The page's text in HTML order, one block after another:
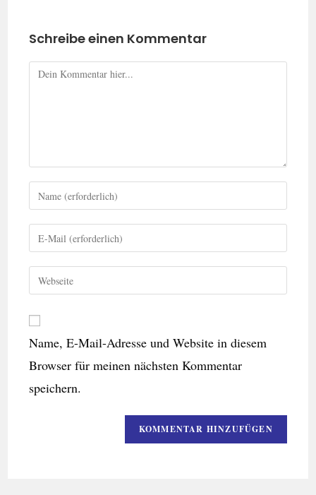
Schreibe einen Kommentar
Name, E-Mail-Adresse und Website in diesem
Browser für meinen nächsten Kommentar
speichern.